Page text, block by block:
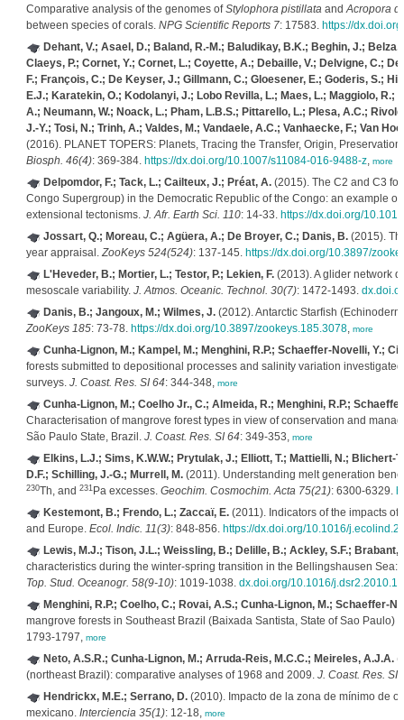
Comparative analysis of the genomes ofStylophora pistillataandAcropora
between species of corals. NPG Scientific Reports 7: 17583. https://
Dehant, V.; Asael, D.; Baland, R.-M.; Baludikay, B.K.; Beghin, J.;
Claeys, P.; Cornet, Y.; Cornet, L.; Coyette, A.; Debaille, V.; Delvigne, C.;
F.; François, C.; De Keyser, J.; Gillmann, C.; Gloesener, E.; Goderis, S.;
E.J.; Karatekin, O.; Kodolanyi, J.; Lobo Revilla, L.; Maes, L.; Maggiolo,
A.; Neumann, W.; Noack, L.; Pham, L.B.S.; Pittarello, L.; Plesa, A.C.;
J.-Y.; Tosi, N.; Trinh, A.; Valdes, M.; Vandaele, A.C.; Vanhaecke, F.; Van
(2016). PLANET TOPERS: Planets, Tracing the Transfer, Origin,
Biosph. 46(4): 369-384. https://dx.doi.org/10.1007/s11084-016-9488-z, more
Delpomdor, F.; Tack, L.; Cailteux, J.; Préat, A.(2015). The C2 and C3
Congo Supergroup) in the Democratic Republic of the Congo: an example
extensional tectonisms. J. Afr. Earth Sci. 110: 14-33. https://dx.doi.org/
Jossart, Q.; Moreau, C.; Agüera, A.; De Broyer, C.; Danis, B.(2015).
year appraisal.ZooKeys 524(524): 137-145. https://dx.doi.org/10.3897/
L'Heveder, B.; Mortier, L.; Testor, P.; Lekien, F.(2013). A glider network
mesoscale variability. J. Atmos. Oceanic. Technol. 30(7): 1472-1493.
Danis, B.; Jangoux, M.; Wilmes, J.(2012). Antarctic Starfish
ZooKeys 185: 73-78. https://dx.doi.org/10.3897/zookeys.185.3078, more
Cunha-Lignon, M.; Kampel, M.; Menghini, R.P.; Schaeffer-Novelli, Y.;
forests submitted to depositional processes and salinity variation
surveys. J. Coast. Res. SI 64: 344-348, more
Cunha-Lignon, M.; Coelho Jr., C.; Almeida, R.; Menghini, R.P.;
Characterisation of mangrove forest types in view of conservation and
São Paulo State, Brazil. J. Coast. Res. SI 64: 349-353, more
Elkins, L.J.; Sims, K.W.W.; Prytulak, J.; Elliott, T.; Mattielli, N.; Blichert-
D.F.; Schilling, J.-G.; Murrell, M.(2011). Understanding melt generation
230Th, and 231Pa excesses. Geochim. Cosmochim. Acta 75(21): 6300-6329.
Kestemont, B.; Frendo, L.; Zaccaï, E.(2011). Indicators of the impacts of
and Europe. Ecol. Indic. 11(3): 848-856. https://dx.doi.org/10.1016/
Lewis, M.J.; Tison, J.L.; Weissling, B.; Delille, B.; Ackley, S.F.; Brabant,
characteristics during the winter-spring transition in the Bellingshausen Sea:
Top. Stud. Oceanogr. 58(9-10): 1019-1038. dx.doi.org/10.1016/
Menghini, R.P.; Coelho, C.; Rovai, A.S.; Cunha-Lignon, M.; Schaeffer-
mangrove forests in Southeast Brazil (Baixada Santista, State of Sao Paulo)
1793-1797, more
Neto, A.S.R.; Cunha-Lignon, M.; Arruda-Reis, M.C.C.; Meireles, A.J.A.
(northeast Brazil): comparative analyses of 1968 and 2009. J. Coast. Res. SI
Hendrickx, M.E.; Serrano, D.(2010). Impacto de la zona de mínimo de
mexicano. Interciencia 35(1): 12-18, more